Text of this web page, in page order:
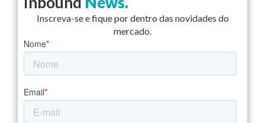
Inscreva-se e fique por dentro das novidades do
mercado.